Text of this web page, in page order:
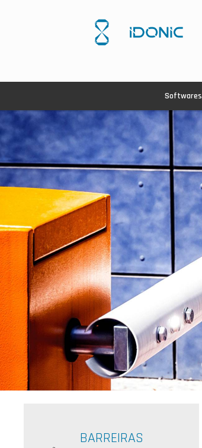
Softwares
BARREIRAS